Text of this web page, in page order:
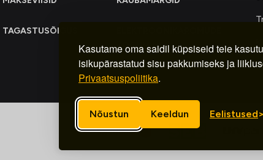
Kasutame oma saidil küpsiseid teie
isikupärastatud sisu pakkumiseks ja
Privaatsuspoliitika.
Nõustun Keeldun Eelistused
TAGASTUSÕIGUS
KOGUMINE